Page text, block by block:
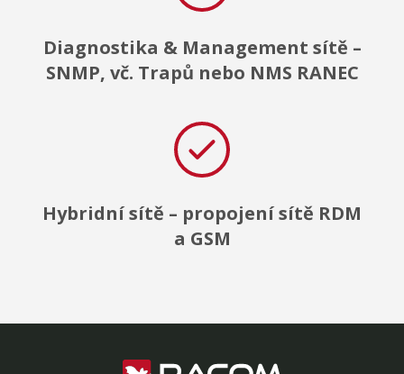
Diagnostika & Management sítě –
SNMP, vč. Trapů nebo NMS RANEC
Hybridní sítě – propojení sítě RDM
a GSM